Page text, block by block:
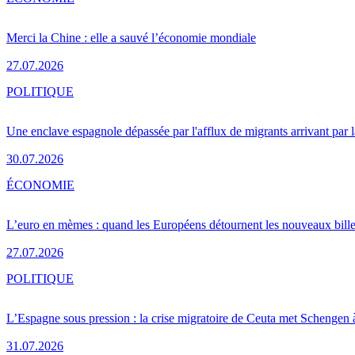
Merci la Chine : elle a sauvé l’économie mondiale
27.07.2026
Une enclave espagnole dépassée par l'afflux de migrants arrivant par
30.07.2026
POLITIQUE
L’euro en mèmes : quand les Européens détournent les nouveaux
27.07.2026
ÉCONOMIE
L’Espagne sous pression : la crise migratoire de Ceuta met Schengen
31.07.2026
POLITIQUE